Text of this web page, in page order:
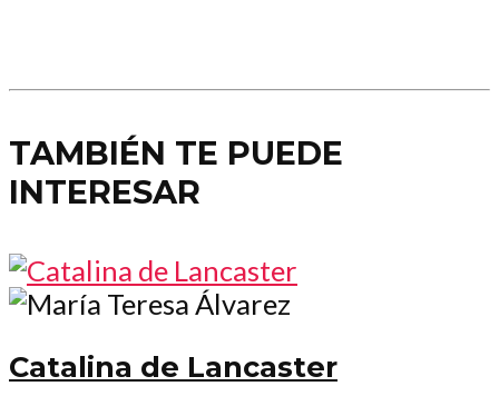
TAMBIÉN TE PUEDE
INTERESAR
Catalina de Lancaster